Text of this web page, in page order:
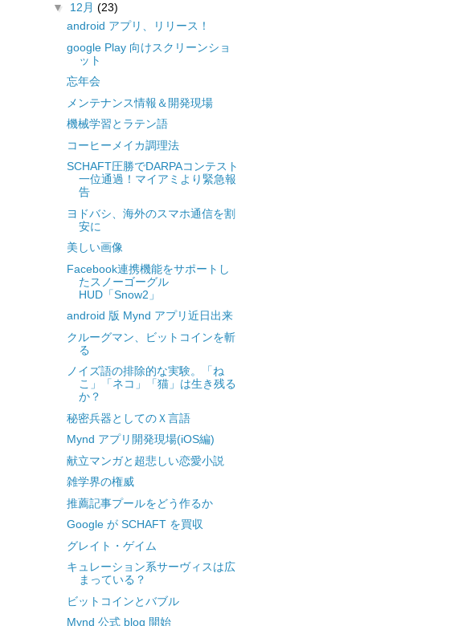
▼ 12月 (23)
android アプリ、リリース！
google Play 向けスクリーンショ
ット
忘年会
メンテナンス情報＆開発現場
機械学習とラテン語
コーヒーメイカ調理法
SCHAFT圧勝でDARPAコンテスト
一位通過！マイアミより緊急報
告
ヨドバシ、海外のスマホ通信を割
安に
美しい画像
Facebook連携機能をサポートし
たスノーゴーグル
HUD「Snow2」
android 版 Mynd アプリ近日出来
クルーグマン、ビットコインを斬
る
ノイズ語の排除的な実験。「ね
こ」「ネコ」「猫」は生き残る
か？
秘密兵器としてのＸ言語
Mynd アプリ開発現場(iOS編)
献立マンガと超悲しい恋愛小説
雑学界の権威
推薦記事プールをどう作るか
Google が SCHAFT を買収
グレイト・ゲイム
キュレーション系サーヴィスは広
まっている？
ビットコインとバブル
Mynd 公式 blog 開始